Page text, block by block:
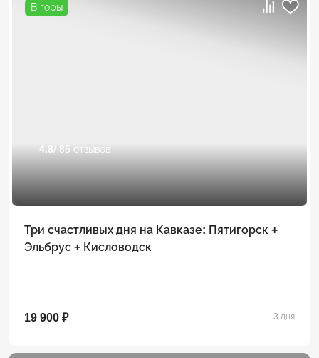
В горы
4.8/ 85 отзывов
Три счастливых дня на Кавказе: Пятигорск +
Эльбрус + Кисловодск
19 900 ₽ 3 дня